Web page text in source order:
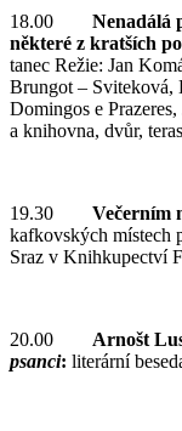
18.00 Nenadálá
některé z kratších
tanec Režie: Jan
Brungot – Sviteková,
Domingos e
a knihovna, dvůr,
19.30 Večerním
kafkovských místech
Sraz v Knihkupectví
20.00 Arnošt
psanci: literární